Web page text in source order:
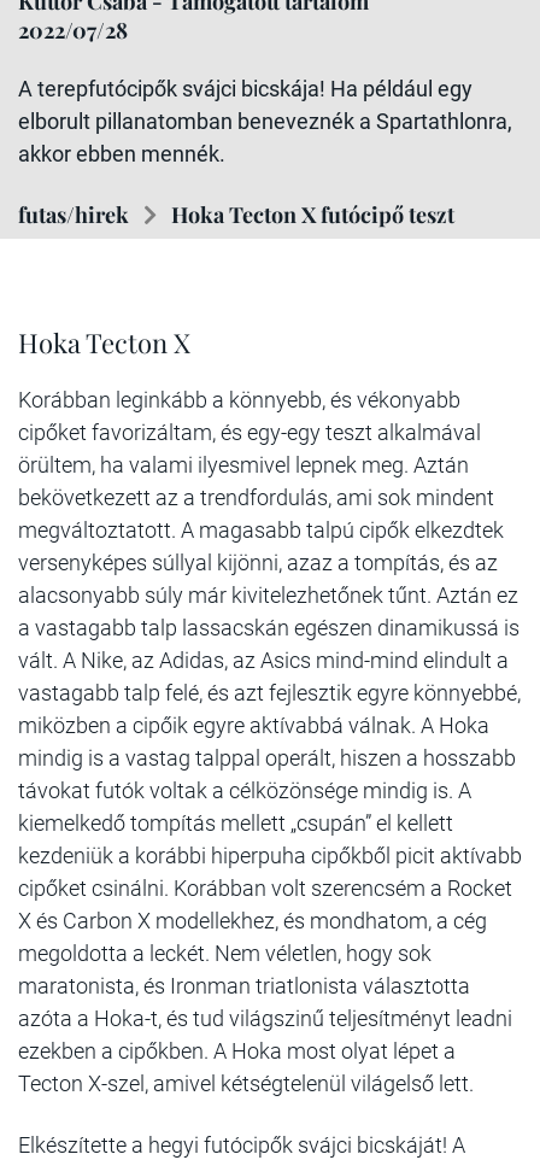
2022/07/28
A terepfutócipők svájci bicskája! Ha például egy
elborult pillanatomban beneveznék a Spartathlonra,
akkor ebben mennék.
futas/hirek Hoka Tecton X futócipő teszt
Hoka Tecton X
Korábban leginkább a könnyebb, és vékonyabb
cipőket favorizáltam, és egy-egy teszt alkalmával
örültem, ha valami ilyesmivel lepnek meg. Aztán
bekövetkezett az a trendfordulás, ami sok mindent
megváltoztatott. A magasabb talpú cipők elkezdtek
versenyképes súllyal kijönni, azaz a tompítás, és az
alacsonyabb súly már kivitelezhetőnek tűnt. Aztán ez
a vastagabb talp lassacskán egészen dinamikussá is
vált. A Nike, az Adidas, az Asics mind-mind elindult a
vastagabb talp felé, és azt fejlesztik egyre könnyebbé,
miközben a cipőik egyre aktívabbá válnak. A Hoka
mindig is a vastag talppal operált, hiszen a hosszabb
távokat futók voltak a célközönsége mindig is. A
kiemelkedő tompítás mellett „csupán” el kellett
kezdeniük a korábbi hiperpuha cipőkből picit aktívabb
cipőket csinálni. Korábban volt szerencsém a Rocket
X és Carbon X modellekhez, és mondhatom, a cég
megoldotta a leckét. Nem véletlen, hogy sok
maratonista, és Ironman triatlonista választotta
azóta a Hoka-t, és tud világszinű teljesítményt leadni
ezekben a cipőkben. A Hoka most olyat lépet a
Tecton X-szel, amivel kétségtelenül világelső lett.
Elkészítette a hegyi futócipők svájci bicskáját! A